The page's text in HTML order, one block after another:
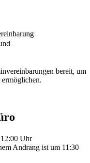
bereit, um
Uhr
Andrang ist um 11:30